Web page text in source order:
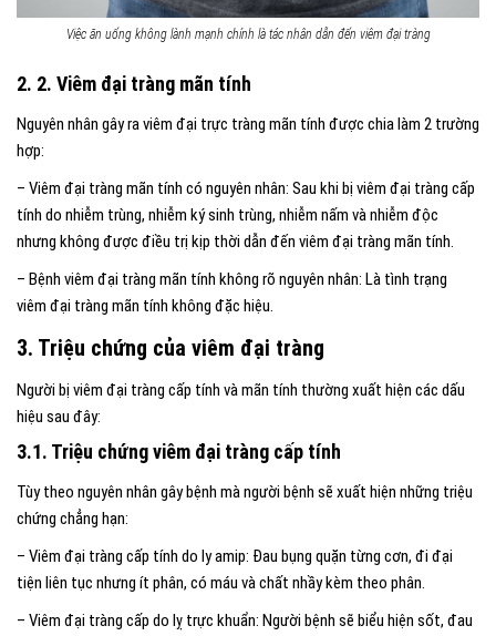
Việc ăn uống không lành mạnh chính là tác nhân dẫn đến viêm đại tràng
2. 2. Viêm đại tràng mãn tính
Nguyên nhân gây ra viêm đại trực tràng mãn tính được chia làm 2 trường
hợp:
– Viêm đại tràng mãn tính có nguyên nhân: Sau khi bị viêm đại tràng cấp
tính do nhiễm trùng, nhiễm ký sinh trùng, nhiễm nấm và nhiễm độc
nhưng không được điều trị kịp thời dẫn đến viêm đại tràng mãn tính.
– Bệnh viêm đại tràng mãn tính không rõ nguyên nhân: Là tình trạng
viêm đại tràng mãn tính không đặc hiệu.
3. Triệu chứng của viêm đại tràng
Người bị viêm đại tràng cấp tính và mãn tính thường xuất hiện các dấu
hiệu sau đây:
3.1. Triệu chứng viêm đại tràng cấp tính
Tùy theo nguyên nhân gây bệnh mà người bệnh sẽ xuất hiện những triệu
chứng chẳng hạn:
– Viêm đại tràng cấp tính do ly amip: Đau bụng quặn từng cơn, đi đại
tiện liên tục nhưng ít phân, có máu và chất nhầy kèm theo phân.
– Viêm đại tràng cấp do lỵ trực khuẩn: Người bệnh sẽ biểu hiện sốt, đau